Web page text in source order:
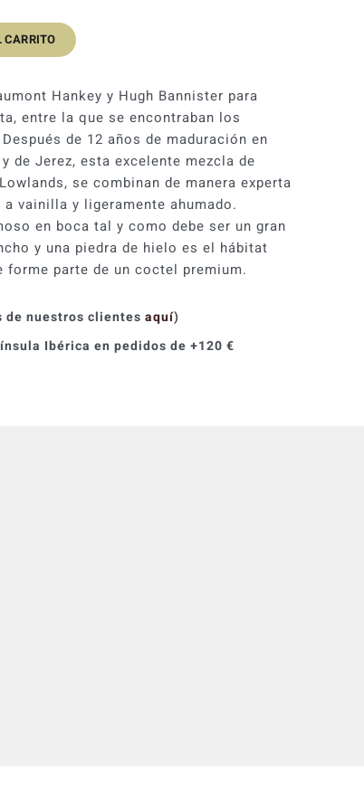
CARRITO
Hankey y Hugh Bannister para
entre la que se encontraban los
de 12 años de maduración en
de Jerez, esta excelente mezcla de
se combinan de manera experta
vainilla y ligeramente ahumado.
en boca tal y como debe ser un gran
y una piedra de hielo es el hábitat
parte de un coctel premium.
de nuestros clientes aquí)
Ibérica en pedidos de +120 €